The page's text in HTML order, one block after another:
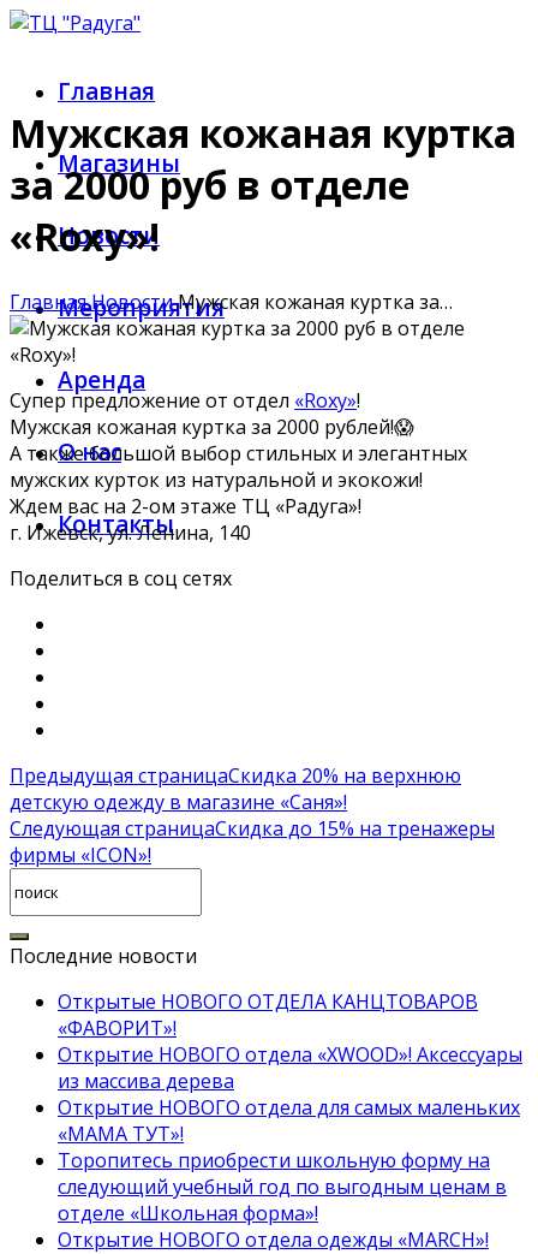
Главная
Магазины
Новости
Мероприятия
Аренда
О нас
Контакты
Мужская кожаная куртка
за 2000 руб в отделе
«Roxy»!
ГлавнаяНовостиМужская кожаная куртка за…
Супер предложение от отдел «Roxy»!
Мужская кожаная куртка за 2000 рублей!😱
А также большой выбор стильных и элегантных
мужских курток из натуральной и экокожи!
Ждем вас на 2-ом этаже ТЦ «Радуга»!
г. Ижевск, ул. Ленина, 140
Поделиться в соц сетях
Предыдущая страницаСкидка 20% на верхнюю
детскую одежду в магазине «Саня»!
Следующая страницаСкидка до 15% на тренажеры
фирмы «ICON»!
Последние новости
Открытые НОВОГО ОТДЕЛА КАНЦТОВАРОВ
«ФАВОРИТ»!
Открытие НОВОГО отдела «XWOOD»! Аксессуары
из массива дерева
Открытие НОВОГО отдела для самых маленьких
«МАМА ТУТ»!
Торопитесь приобрести школьную форму на
следующий учебный год по выгодным ценам в
отделе «Школьная форма»!
Открытие НОВОГО отдела одежды «MARCH»!